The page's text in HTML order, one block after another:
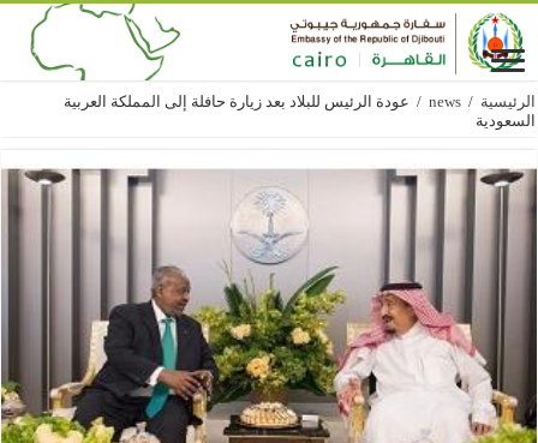
الرئيسية /
news
/ عودة الرئيس للبلاد بعد زيارة حافلة إلى المملكة العربية
السعودية